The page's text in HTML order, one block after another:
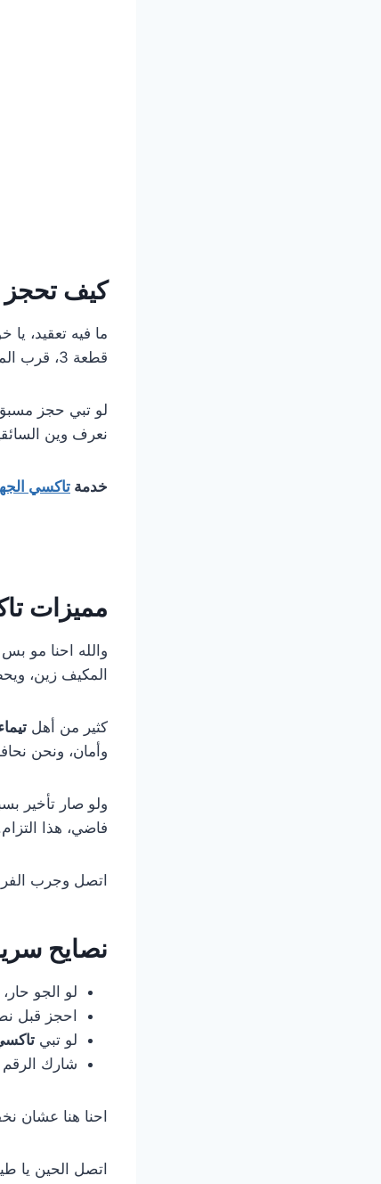
كيف تحجز
ما فيه تعقيد،
قطعة 3، قرب المسجد الفلاني)، ووين تبي تروح. خلال دقايق السيارة تكون عندك.
لو تبي حجز
نعرف وين
خدمة تاكسي
مميزات
والله احنا مو
المكيف زين،
كثير من أهل
وأمان، ونحن
ولو صار تأخير
فاضي، هذا
اتصل وجرب
نصايح
لو الجو
احجز قبل
لو تبي
شارك
احنا هنا عشان
اتصل الحين يا